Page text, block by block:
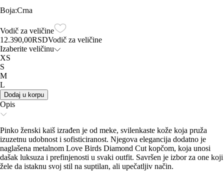
Boja:Crna
Vodič za veličine
12.390,00RSDVodič za veličine
Izaberite veličinu
XS
S
M
L
Dodaj u korpu
Opis
Pinko ženski kaiš izrađen je od meke, svilenkaste kože koja pruža
izuzetnu udobnost i sofisticiranost. Njegova elegancija dodatno je
naglašena metalnom Love Birds Diamond Cut kopčom, koja unosi
dašak luksuza i prefinjenosti u svaki outfit. Savršen je izbor za one koji
žele da istaknu svoj stil na suptilan, ali upečatljiv način.